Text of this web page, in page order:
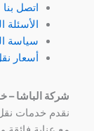
اتصل بنا
الأسئلة
سياسة
أسعار
شركة الباشا –
نقدم خدمات